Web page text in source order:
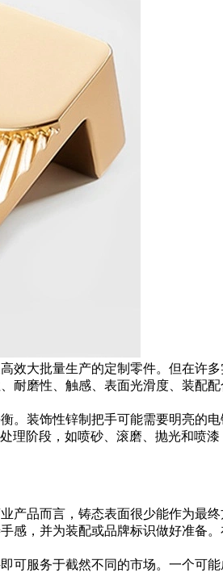
效大批量生产的定制零件。但在许
耐磨性、触感、表面光滑度、装配
。装饰性锌制把手可能需要明亮的
理阶段，如喷砂 滚磨 、抛光和喷
产品而言，铸态表面很少能作为最
，并为装配或品牌标识做好准备
可服务于截然不同的市场。一个可